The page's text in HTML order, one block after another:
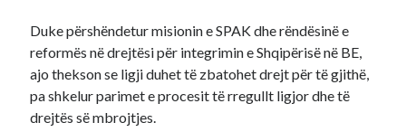
Duke përshëndetur misionin e SPAK dhe rëndësinë e
reformës në drejtësi për integrimin e Shqipërisë në BE,
ajo thekson se ligji duhet të zbatohet drejt për të gjithë,
pa shkelur parimet e procesit të rregullt ligjor dhe të
drejtës së mbrojtjes.